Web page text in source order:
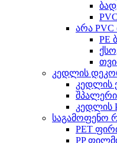
არა PVC
PE
კედლის
კედლის
შპალერი
კედლის
საგამოფენო
PET
PP